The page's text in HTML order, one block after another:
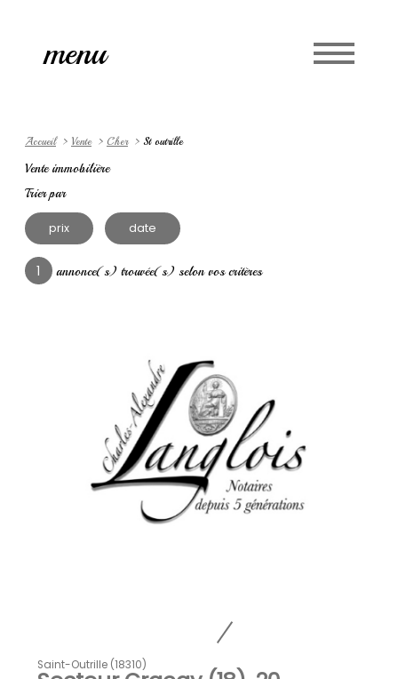
menu
Accueil Vente Cher St outrille
Vente immobilière
Trier par
prix date
1 annonce(s) trouvée(s) selon vos critères
Saint-Outrille (18310)